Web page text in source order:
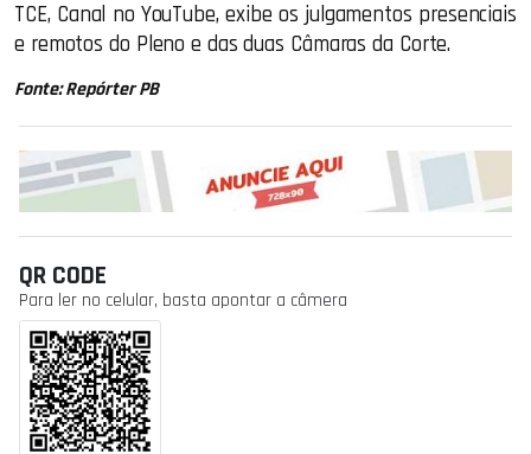
TCE, Canal no YouTube, exibe os julgamentos presenciais
e remotos do Pleno e das duas Câmaras da Corte.
Fonte: Repórter PB
QR CODE
Para ler no celular, basta apontar a câmera